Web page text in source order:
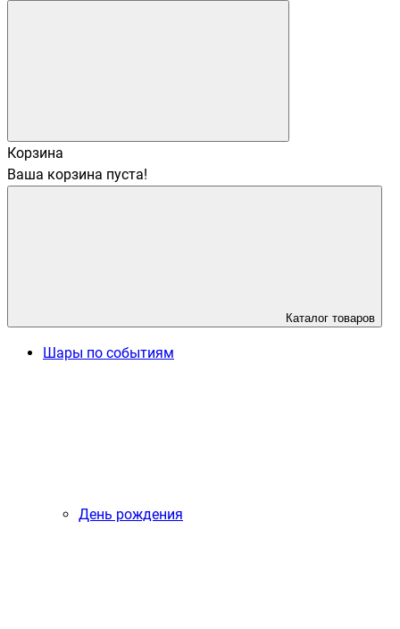
Корзина
Ваша корзина пуста!
Каталог товаров
Шары по событиям
День рождения